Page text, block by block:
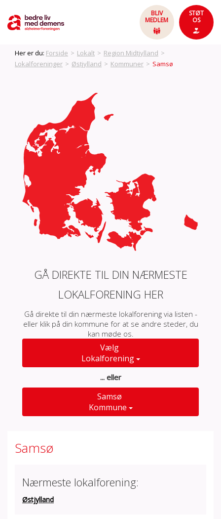
BLIV
MEDLEM
STØT
OS
Her er du: Forside > Lokalt > Region Midtjylland >
Lokalforeninger > Østjylland > Kommuner > Samsø
GÅ DIREKTE TIL DIN NÆRMESTE
LOKALFORENING HER
Gå direkte til din nærmeste lokalforening via listen -
eller klik på din kommune for at se andre steder, du
kan møde os.
Vælg
Lokalforening
... eller
Samsø
Kommune
Samsø
Nærmeste lokalforening:
Østjylland